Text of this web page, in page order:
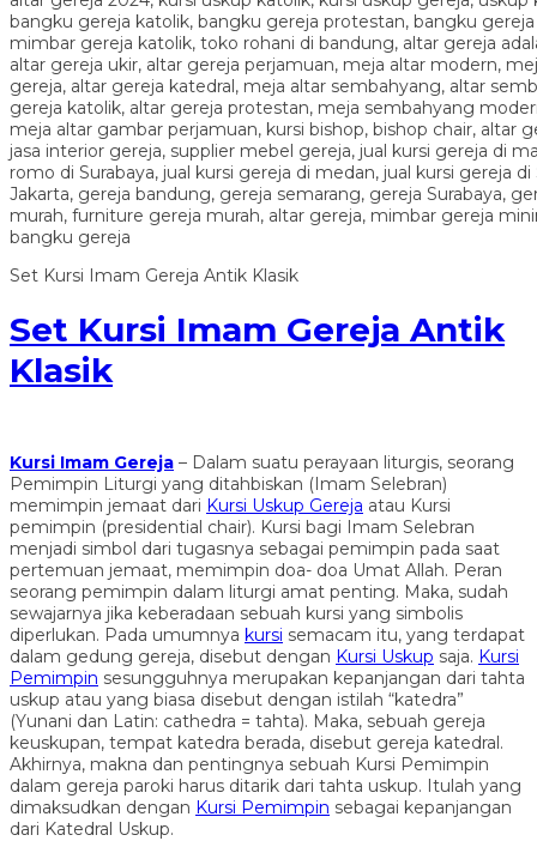
Set Kursi Imam Gereja Antik Klasik
Set Kursi Imam Gereja Antik
Klasik
Kursi Imam Gereja – Dalam suatu perayaan liturgis, seorang
Pemimpin Liturgi yang ditahbiskan (Imam Selebran)
memimpin jemaat dari Kursi Uskup Gereja atau Kursi
pemimpin (presidential chair). Kursi bagi Imam Selebran
menjadi simbol dari tugasnya sebagai pemimpin pada saat
pertemuan jemaat, memimpin doa- doa Umat Allah. Peran
seorang pemimpin dalam liturgi amat penting. Maka, sudah
sewajarnya jika keberadaan sebuah kursi yang simbolis
diperlukan. Pada umumnya kursi semacam itu, yang terdapat
dalam gedung gereja, disebut dengan Kursi Uskup saja. Kursi
Pemimpin sesungguhnya merupakan kepanjangan dari tahta
uskup atau yang biasa disebut dengan istilah “katedra”
(Yunani dan Latin: cathedra = tahta). Maka, sebuah gereja
keuskupan, tempat katedra berada, disebut gereja katedral.
Akhirnya, makna dan pentingnya sebuah Kursi Pemimpin
dalam gereja paroki harus ditarik dari tahta uskup. Itulah yang
dimaksudkan dengan Kursi Pemimpin sebagai kepanjangan
dari Katedral Uskup.